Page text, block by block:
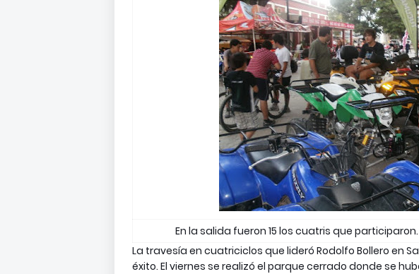
En la salida fueron 15 los cuatris que
La travesía en cuatriciclos que lideró Rodolfo Bollero en
éxito. El viernes se realizó el parque cerrado donde se